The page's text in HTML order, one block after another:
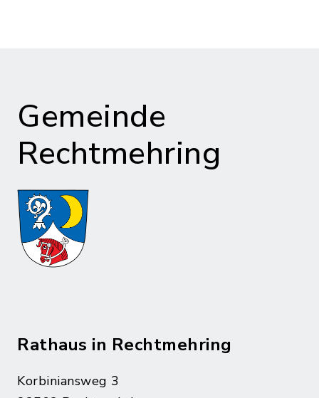
Gemeinde
Rechtmehring
Rathaus in Rechtmehring
Korbiniansweg 3